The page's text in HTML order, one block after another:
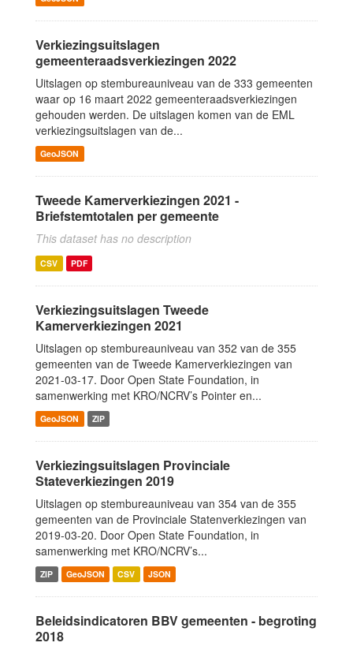
Verkiezingsuitslagen
gemeenteraadsverkiezingen 2022
Uitslagen op stembureauniveau van de 333 gemeenten
waar op 16 maart 2022 gemeenteraadsverkiezingen
gehouden werden. De uitslagen komen van de EML
verkiezingsuitslagen van de...
GeoJSON
Tweede Kamerverkiezingen 2021 -
Briefstemtotalen per gemeente
This dataset has no description
CSV PDF
Verkiezingsuitslagen Tweede
Kamerverkiezingen 2021
Uitslagen op stembureauniveau van 352 van de 355
gemeenten van de Tweede Kamerverkiezingen van
2021-03-17. Door Open State Foundation, in
samenwerking met KRO/NCRV’s Pointer en...
GeoJSON ZIP
Verkiezingsuitslagen Provinciale
Stateverkiezingen 2019
Uitslagen op stembureauniveau van 354 van de 355
gemeenten van de Provinciale Statenverkiezingen van
2019-03-20. Door Open State Foundation, in
samenwerking met KRO/NCRV’s...
ZIP GeoJSON CSV JSON
Beleidsindicatoren BBV gemeenten - begroting
2018